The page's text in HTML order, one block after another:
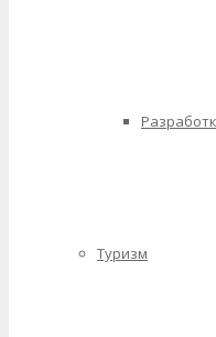
Туризм